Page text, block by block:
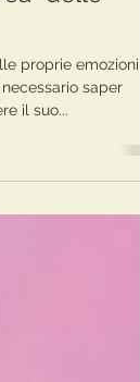
delle
proprie emozioni